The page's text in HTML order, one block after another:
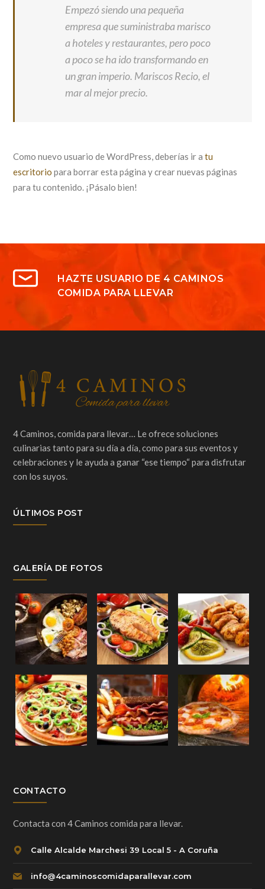
Empezó siendo una pequeña
empresa que suministraba marisco
a hoteles y restaurantes, pero poco
a poco se ha ido transformando en
un gran imperio. Mariscos Recio, el
mar al mejor precio.
Como nuevo usuario de WordPress, deberías ir atu
escritorio para borrar esta página y crear nuevas páginas
para tu contenido. ¡Pásalo bien!
HAZTE USUARIO DE 4 CAMINOS
COMIDA PARA LLEVAR
4 Caminos, comida para llevar… Le ofrece soluciones
culinarias tanto para su día a día, como para sus eventos y
celebraciones y le ayuda a ganar “ese tiempo“ para disfrutar
con los suyos.
ÚLTIMOS POST
GALERÍA DE FOTOS
CONTACTO
Contacta con 4 Caminos comida para llevar.
Calle Alcalde Marchesi 39 Local 5 - A Coruña
info@4caminoscomidaparallevar.com